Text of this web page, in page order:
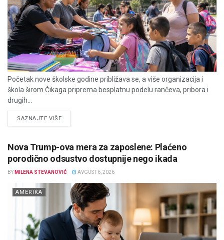
Početak nove školske godine približava se, a više organizacija i
škola širom Čikaga priprema besplatnu podelu rančeva, pribora i
drugih...
SAZNAJTE VIŠEDETAILS
Nova Trump-ova mera za zaposlene: Plaćeno
porodično odsustvo dostupnije nego ikada
BY MILENA STEVANOVIĆ AVGUST 6, 2026
AMERIKA